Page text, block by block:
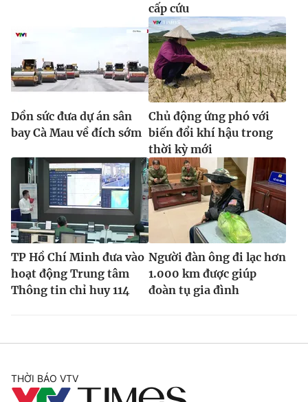
cấp cứu
Dồn sức đưa dự án sân
bay Cà Mau về đích sớm
Chủ động ứng phó với
biến đổi khí hậu trong
thời kỳ mới
TP Hồ Chí Minh đưa vào
hoạt động Trung tâm
Thông tin chỉ huy 114
Người đàn ông đi lạc hơn
1.000 km được giúp
đoàn tụ gia đình
THỜI BÁO VTV